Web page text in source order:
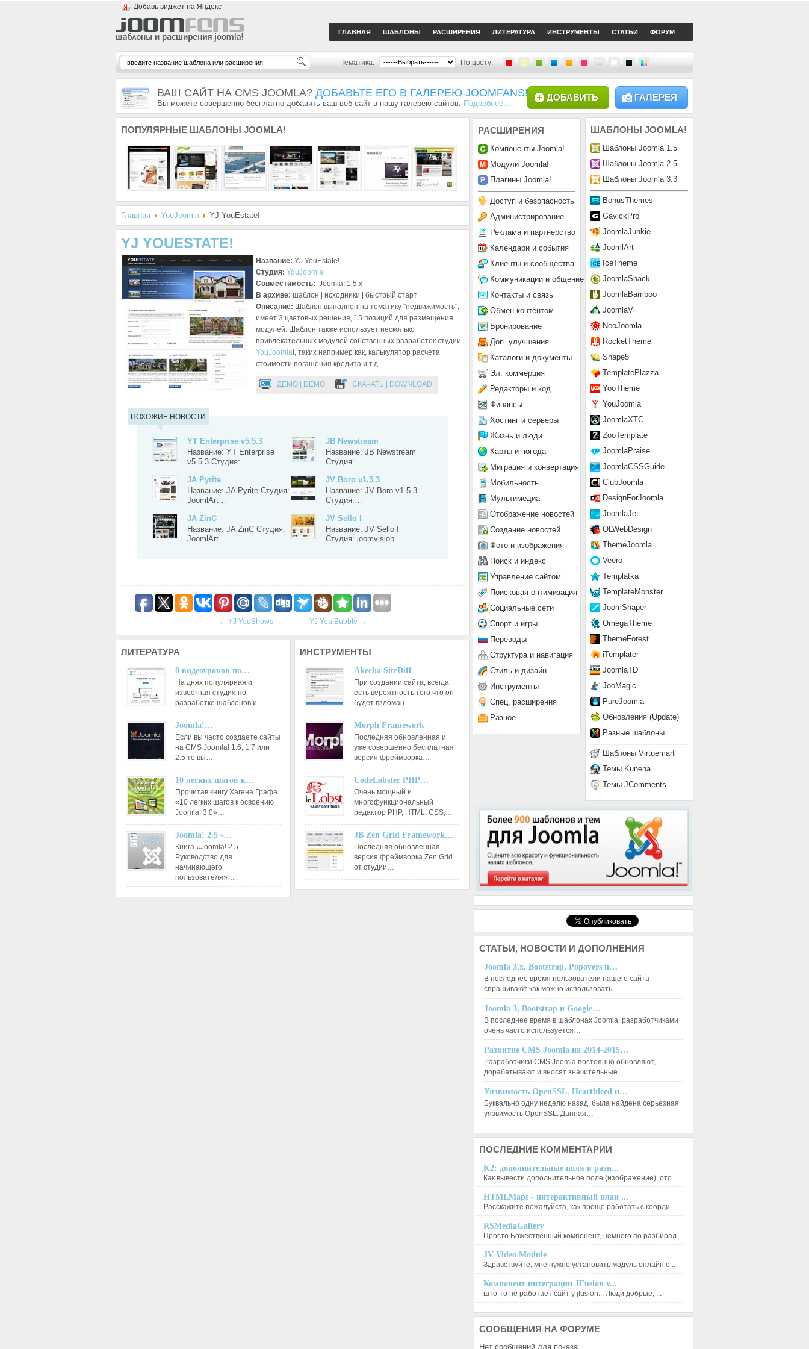
Добавь виджет на Яндекс
ГЛАВНАЯ ШАБЛОНЫ РАСШИРЕНИЯ ЛИТЕРАТУРА ИНСТРУМЕНТЫ СТАТЬИ ФОРУМ
Тематика: По цвету:
ВАШ САЙТ НА CMS JOOMLA? ДОБАВЬТЕ ЕГО В ГАЛЕРЕЮ JOOMFANS!
Вы можете совершенно бесплатно добавить ваш веб-сайт в нашу галерею сайтов. Подробнее...
ГАЛЕРЕЯ
ДОБАВИТЬ
ПОПУЛЯРНЫЕ ШАБЛОНЫ JOOMLA!
Главная YouJoomla YJ YouEstate!
YJ YOUESTATE!
Название: YJ YouEstate!
Студия: YouJoomla!
Совместимость: Joomla! 1.5.x
В архиве: шаблон | исходники | быстрый старт
Описание: Шаблон выполнен на тематику "недвижимость",
имеет 3 цветовых решения, 15 позиций для размещения
модулей. Шаблон также использует несколько
привлекательных модулей собственных разработок студии
YouJoomla!, таких например как, калькулятор расчета
стоимости погашения кредита и.т.д.
ДЕМО | DEMO СКАЧАТЬ | DOWNLOAD
ПОХОЖИЕ НОВОСТИ
YT Enterprise v5.5.3
Название: YT Enterprise
v5.5.3 Студия:…
JB Newstream
Название: JB Newstream
Студия:…
JA Pyrite
Название: JA Pyrite Студия:
JoomlArt…
JV Boro v1.5.3
Название: JV Boro v1.5.3
Студия:…
JA ZinC
Название: JA ZinC Студия:
JoomlArt…
JV Sello I
Название: JV Sello I
Студия: joomvision…
← YJ YouShows YJ You!Bubble →
ЛИТЕРАТУРА
8 видеоуроков по…
На днях популярная и
известная студия по
разработке шаблонов и…
Joomla!…
Если вы часто создаете сайты
на CMS Joomla! 1.6, 1.7 или
2.5 то вы…
10 легких шагов к…
Прочитав книгу Хагена Графа
«10 легких шагов к освоению
Joomla! 3.0»…
Joomla! 2.5 -…
Книга «Joomla! 2.5 -
Руководство для
начинающего
пользователя»…
ИНСТРУМЕНТЫ
Akeeba SiteDiff
При создании сайта, всегда
есть вероятность того что он
будет взломан…
Morph Framework
Последняя обновленная и
уже совершенно бесплатная
версия фреймворка…
CodeLobster PHP…
Очень мощный и
многофункциональный
редактор РНР, HTML, CSS,…
JB Zen Grid Framework…
Последняя обновленная
версия фреймворка Zen Grid
от студии…
ШАБЛОНЫ JOOMLA!
Шаблоны Joomla 1.5
Шаблоны Joomla 2.5
Шаблоны Joomla 3.3
BonusThemes
GavickPro
JoomlaJunkie
JoomlArt
IceTheme
JoomlaShack
JoomlaBamboo
JoomlaVi
NeoJoomla
RocketTheme
Shape5
TemplatePlazza
YooTheme
YouJoomla
JoomlaXTC
ZooTemplate
JoomlaPraise
JoomlaCSSGuide
ClubJoomla
DesignForJoomla
JoomlaJet
OLWebDesign
ThemeJoomla
Veero
Templatka
TemplateMonster
JoomShaper
OmegaTheme
ThemeForest
iTemplater
JoomlaTD
JooMagic
PureJoomla
Обновления (Update)
Разные шаблоны
Шаблоны Virtuemart
Темы Kunena
Темы JComments
РАСШИРЕНИЯ
Компоненты Joomla!
Модули Joomla!
Плагины Joomla!
Доступ и безопасность
Администрирование
Реклама и партнерство
Календари и события
Клиенты и сообщества
Коммуникации и общение
Контакты и связь
Обмен контентом
Бронирование
Доп. улучшения
Каталоги и документы
Эл. коммерция
Редакторы и код
Финансы
Хостинг и серверы
Жизнь и люди
Карты и погода
Миграция и конвертация
Мобильность
Мультимедиа
Отображение новостей
Создание новостей
Фото и изображения
Поиск и индекс
Управление сайтом
Поисковая оптимизация
Социальные сети
Спорт и игры
Переводы
Структура и навигация
Стиль и дизайн
Инструменты
Спец. расширения
Разное
СТАТЬИ, НОВОСТИ И ДОПОЛНЕНИЯ
Joomla 3.x, Bootstrap, Popovers и…
В последнее время пользователи нашего сайта
спрашивают как можно использовать…
Joomla 3, Bootstrap и Google…
В последнее время в шаблонах Joomla, разработчиками
очень часто используется…
Развитие CMS Joomla на 2014-2015…
Разработчики CMS Joomla постоянно обновляют,
дорабатывают и вносят значительные…
Уязвимость OpenSSL, Heartbleed и…
Буквально одну неделю назад, была найдена серьезная
уязвимость OpenSSL. Данная…
ПОСЛЕДНИЕ КОММЕНТАРИИ
K2: дополнительные поля в разн...
Как вывести дополнительное поле (изображение), ото...
HTMLMaps - интерактивный план ...
Расскажите пожалуйста, как проще работать с коорди...
RSMediaGallery
Просто Божественный компонент, немного по разбирал...
JV Video Module
Здравствуйте, мне нужно установить модуль онлайн о...
Компонент интеграции JFusion v...
што-то не работает сайт у jfusion... Люди добрые, ...
СООБЩЕНИЯ НА ФОРУМЕ
Нет сообщений для показа